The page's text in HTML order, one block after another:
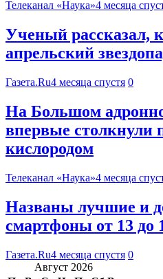
Телеканал «Наука»4 месяца
Ученый рассказал,
апрельский
Газета.Ru4 месяца спустя 0
На Большом
впервые столкнули
кислородом
Телеканал «Наука»4 месяца
Названы лучшие и
смартфоны от 13 до
Газета.Ru4 месяца спустя 0
Август 2026